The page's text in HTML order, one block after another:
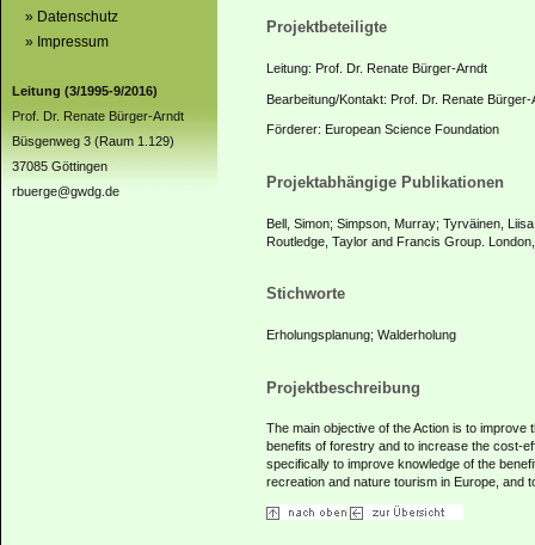
» Datenschutz
» Impressum
Leitung (3/1995-9/2016)
Prof. Dr. Renate Bürger-Arndt
Büsgenweg 3 (Raum 1.129)
37085 Göttingen
rbuerge@gwdg.de
Projektbeteiligte
Leitung: Prof. Dr. Renate Bürger-Arndt
Bearbeitung/Kontakt: Prof. Dr. Renate Bürger-
Förderer: European Science Foundation
Projektabhängige Publikationen
Bell, Simon; Simpson, Murray; Tyrväinen,
Routledge, Taylor and Francis Group.
Stichworte
Erholungsplanung; Walderholung
Projektbeschreibung
The main objective of the Action is to
benefits of forestry and to increase the cost-
specifically to improve knowledge of the
recreation and nature tourism in Europe, and